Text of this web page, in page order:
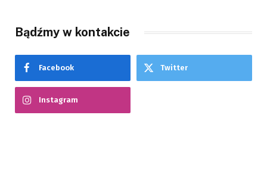
Bądźmy w kontakcie
Facebook Twitter
Instagram